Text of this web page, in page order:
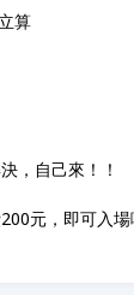
算
，自己來！！
200元，即可入